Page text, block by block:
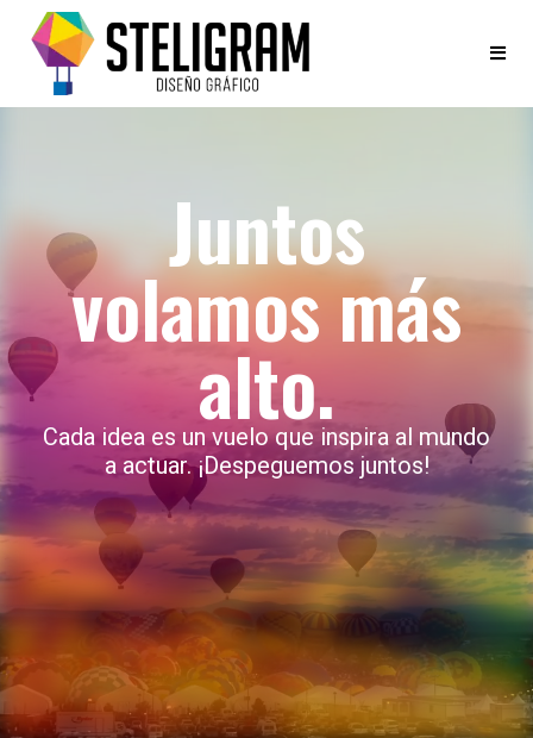
Juntos
volamos más
alto.
Cada idea es un vuelo que inspira al mundo
a actuar. ¡Despeguemos juntos!